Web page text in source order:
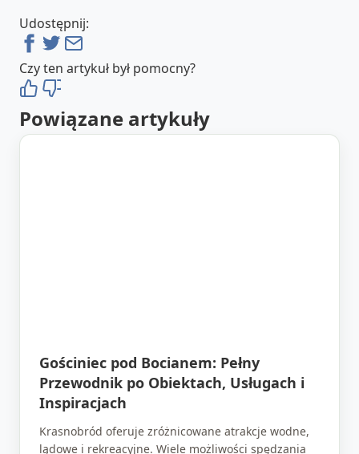
Udostępnij:
Czy ten artykuł był pomocny?
Powiązane artykuły
Gościniec pod Bocianem: Pełny
Przewodnik po Obiektach, Usługach i
Inspiracjach
Krasnobród oferuje zróżnicowane atrakcje wodne,
lądowe i rekreacyjne. Wiele możliwości spędzania